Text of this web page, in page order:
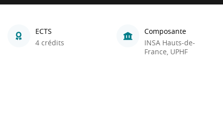
ECTS
4 crédits
Composante
INSA Hauts-de-
France, UPHF